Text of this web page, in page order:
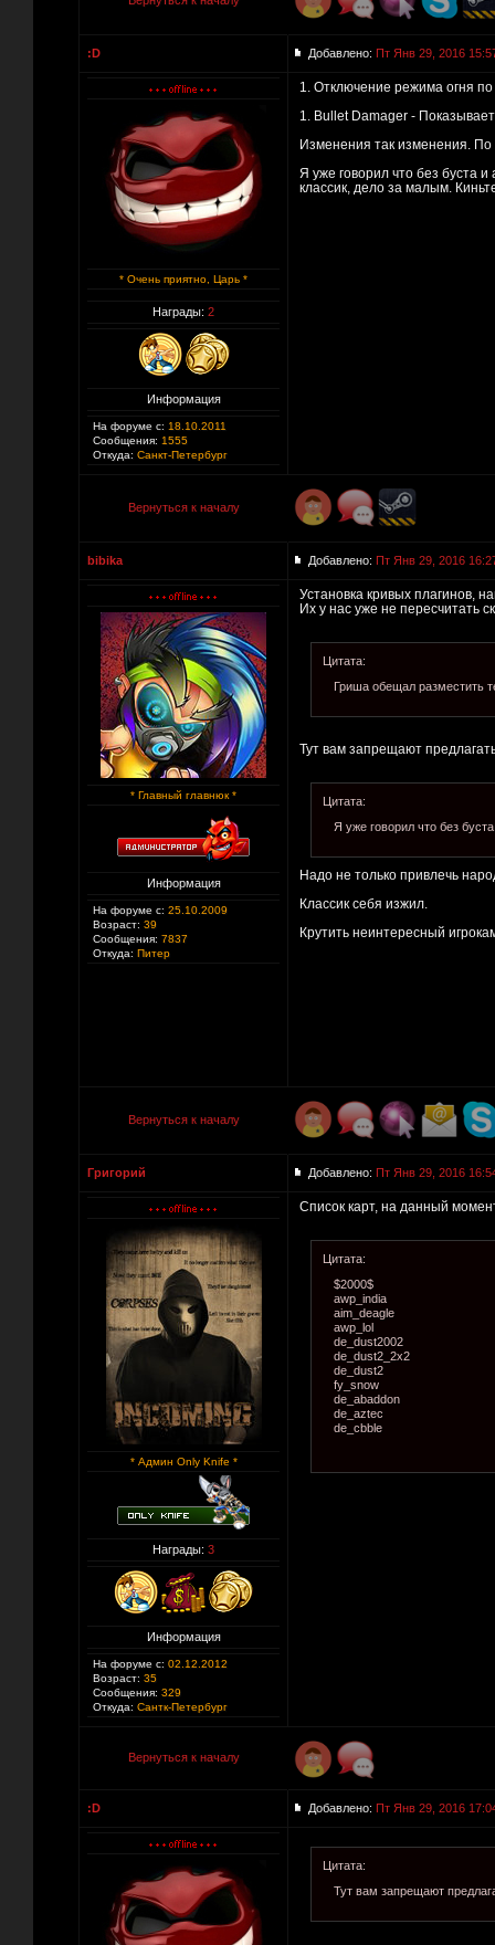
:D Добавлено: Пт Янв 29, 2016
* Очень приятно, Царь *
Награды: 2
Информация
На форуме с: 18.10.2011
Сообщения: 1555
Откуда: Санкт-Петербург
1. Отключение режима огня
1. Bullet Damager -
Изменения так изменения.
Я уже говорил что без буста
классик, дело за малым.
Вернуться к началу
bibika Добавлено: Пт Янв 29, 2016
* Главный главнюк *
Информация
На форуме с: 25.10.2009
Возраст: 39
Сообщения: 7837
Откуда: Питер
Установка кривых плагинов,
Их у нас уже не пересчитать
Цитата:
Гриша обещал разместить
Тут вам запрещают
Цитата:
Я уже говорил что без
Надо не только привлечь
Классик себя изжил.
Крутить неинтересный
Вернуться к началу
Григорий Добавлено: Пт Янв 29, 2016
* Админ Only Knife *
Награды: 3
Информация
На форуме с: 02.12.2012
Возраст: 35
Сообщения: 329
Откуда: Сантк-Петербург
Список карт, на данный
Цитата:
$2000$
awp_india
aim_deagle
awp_lol
de_dust2002
de_dust2_2x2
de_dust2
fy_snow
de_abaddon
de_aztec
de_cbble
Вернуться к началу
:D Добавлено: Пт Янв 29, 2016
Цитата:
Тут вам запрещают